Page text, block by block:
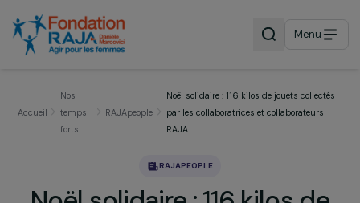
Menu
temps RAJApeople par les collaboratrices et collaborateurs